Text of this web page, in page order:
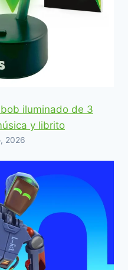
iluminado de 3
y librito
2026